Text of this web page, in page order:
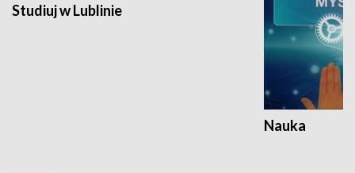
Studiuj w Lublinie
Nauka